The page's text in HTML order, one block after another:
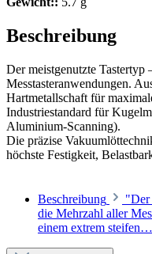
Beschreibung
Der meistgenutzte
Messtasteranwendungen.
Hartmetallschaft für
Industriestandard für
Aluminium-Scanning).
Die präzise
höchste Festigkeit,
Beschreibung
"Der
die Mehrzahl aller
einem extrem steifen…